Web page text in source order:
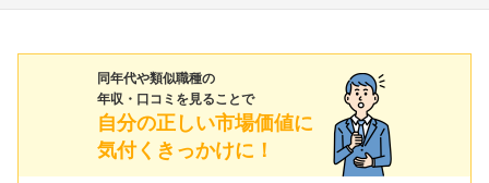
同年代や類似職種の
年収・口コミを見ることで
自分の正しい市場価値に
気付くきっかけに！